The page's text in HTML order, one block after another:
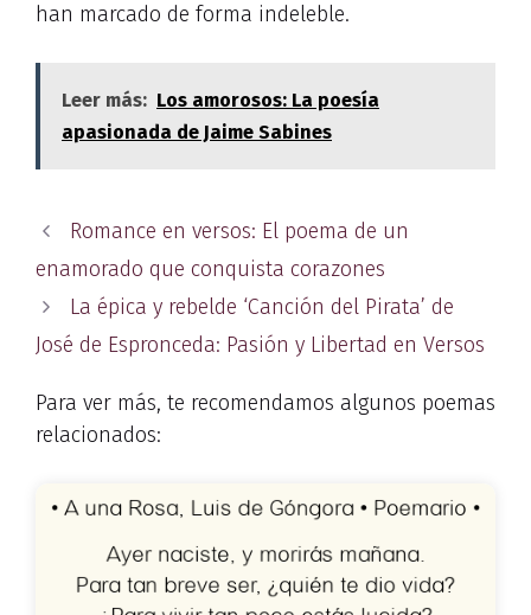
han marcado de forma indeleble.
Leer más: Los amorosos: La poesía
apasionada de Jaime Sabines
Romance en versos: El poema de un
enamorado que conquista corazones
La épica y rebelde ‘Canción del Pirata’ de
José de Espronceda: Pasión y Libertad en Versos
Para ver más, te recomendamos algunos poemas
relacionados: